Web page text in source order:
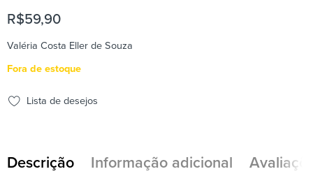
R$59,90
Valéria Costa Eller de Souza
Fora de estoque
Lista de desejos
Descrição Informação adicional